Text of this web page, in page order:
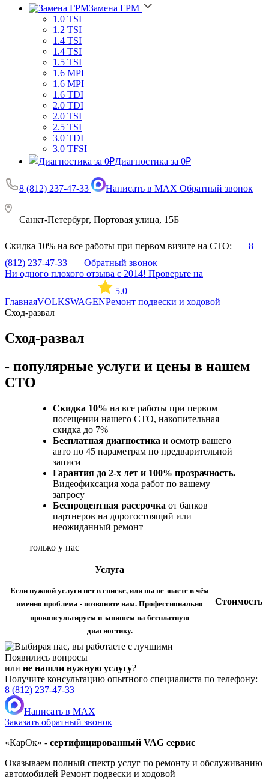
Замена ГРМ
1.0 TSI
1.2 TSI
1.4 TSI
1.4 TSI
1.5 TSI
1.6 MPI
1.6 MPI
1.6 TDI
2.0 TDI
2.0 TSI
2.5 TSI
3.0 TDI
3.0 TFSI
Диагностика за 0₽
8 (812) 237-47-33 Написать в MAX Обратный звонок
Санкт-Петербург, Портовая улица, 15Б
Скидка 10% на все работы при первом визите на СТО:
8
(812) 237-47-33
Обратный звонок
Ни одного плохого отзыва с 2014! Проверьте на
5.0
ГлавнаяVOLKSWAGENРемонт подвески и ходовой
Сход-развал
Сход-развал
- популярные услуги и цены в нашем
СТО
Скидка 10% на все работы при первом
посещении нашего СТО, накопительная
скидка до 7%
Бесплатная диагностика и осмотр вашего
авто по 45 параметрам по предварительной
записи
Гарантия до 2-х лет и 100% прозрачность.
Видеофиксация хода работ по вашему
запросу
Беспроцентная рассрочка от банков
партнеров на дорогостоящий или
неожиданный ремонт
только у нас
Услуга
Если нужной услуги нет в списке, или вы не знаете в чём
именно проблема - позвоните нам. Профессионально
проконсультируем и запишем на бесплатную
диагностику.
Стоимость
Появились вопросы
или не нашли нужную услугу?
Получите консультацию опытного специалиста по телефону:
8 (812) 237-47-33
Написать в MAX
Заказать обратный звонок
«КарОк» - сертифицированный VAG сервис
Оказываем полный спектр услуг по ремонту и обслуживанию
автомобилей Ремонт подвески и ходовой